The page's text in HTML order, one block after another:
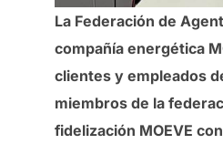
La Federación de
compañía energética
clientes y empleados
miembros de la
fidelización MOEVE